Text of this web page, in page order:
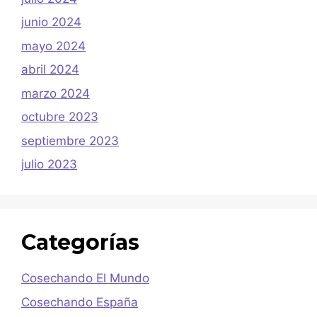
junio 2024
mayo 2024
abril 2024
marzo 2024
octubre 2023
septiembre 2023
julio 2023
Categorías
Cosechando El Mundo
Cosechando España